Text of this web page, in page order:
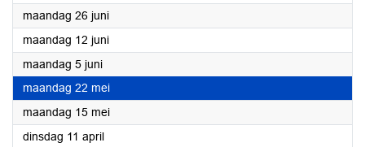
maandag 26 juni2023
maandag 12 juni2023
maandag 5 juni2023
maandag 22 mei2023
maandag 15 mei2023
dinsdag 11 april2023